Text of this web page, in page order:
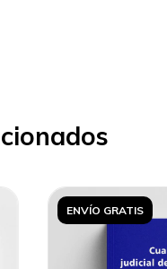
ENVÍO GRATIS